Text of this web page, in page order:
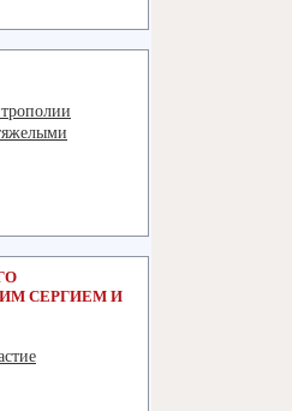
СЕРГИЕМ И